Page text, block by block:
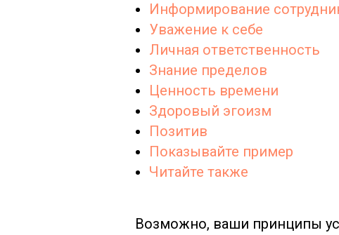
Информирование
Уважение к себе
Личная ответственность
Знание пределов
Ценность времени
Здоровый эгоизм
Позитив
Показывайте пример
Читайте также
Возможно, ваши принципы